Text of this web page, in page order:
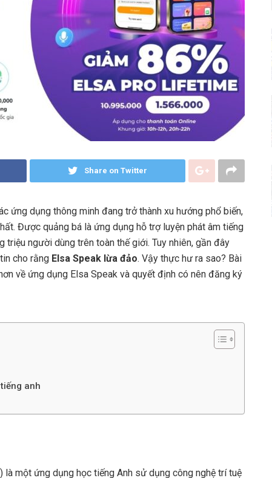
Share on Twitter
ứng dụng thông minh đang trở thành xu hướng phổ biến,
Được quảng bá là ứng dụng hỗ trợ luyện phát âm tiếng
triệu người dùng trên toàn thế giới. Tuy nhiên, gần đây
cho rằng Elsa Speak lừa đảo. Vậy thực hư ra sao? Bài
về ứng dụng Elsa Speak và quyết định có nên đăng ký
anh
một ứng dụng học tiếng Anh sử dụng công nghệ trí tuệ